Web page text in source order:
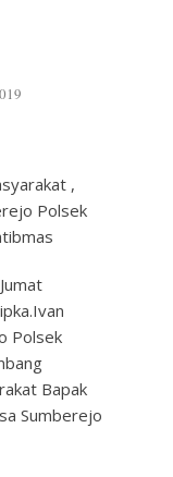
,
Polsek
Polsek
Bapak
Sumberejo